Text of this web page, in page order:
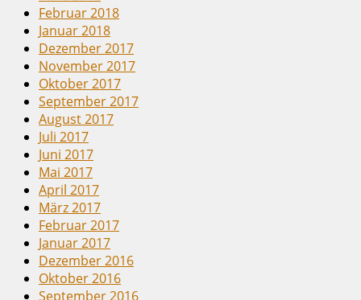
Februar 2018
Januar 2018
Dezember 2017
November 2017
Oktober 2017
September 2017
August 2017
Juli 2017
Juni 2017
Mai 2017
April 2017
März 2017
Februar 2017
Januar 2017
Dezember 2016
Oktober 2016
September 2016